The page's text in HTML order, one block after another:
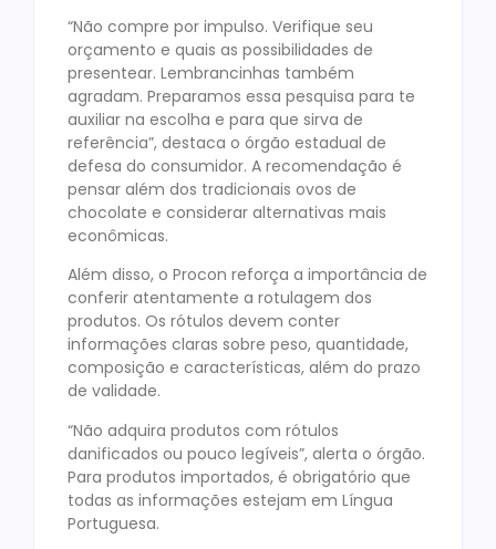
“Não compre por impulso. Verifique seu
orçamento e quais as possibilidades de
presentear. Lembrancinhas também
agradam. Preparamos essa pesquisa para te
auxiliar na escolha e para que sirva de
referência”, destaca o órgão estadual de
defesa do consumidor. A recomendação é
pensar além dos tradicionais ovos de
chocolate e considerar alternativas mais
econômicas.
Além disso, o Procon reforça a importância de
conferir atentamente a rotulagem dos
produtos. Os rótulos devem conter
informações claras sobre peso, quantidade,
composição e características, além do prazo
de validade.
“Não adquira produtos com rótulos
danificados ou pouco legíveis”, alerta o órgão.
Para produtos importados, é obrigatório que
todas as informações estejam em Língua
Portuguesa.